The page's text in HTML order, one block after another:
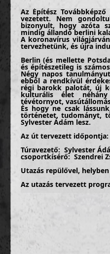
Az Építész
vezetett. Nem
bizonyult, hogy azóta
mindig állandó berlini
A koronavírus
tervezhetünk, és újra
Berlin (és mellette
és építészetileg is
Négy napos
ebből a rendkívül
régi barokk palotát, új
kulturális élet
tévétornyot,
És hogy ne csak
történetet, tudományt,
Sylvester Ádám lesz.
Az út tervezett időpontja:
Túravezető: Sylvester
csoportkísérő: Szendrei
Utazás repülővel,
Az utazás tervezett
kora reggel utazás az
transzfer a szállodába,
Reichstag / kupola
Bundeskanzleramt /
Dorotheenblöcke
Pariser Platz: